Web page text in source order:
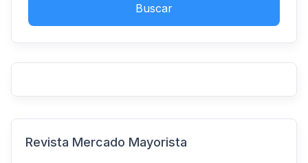
Buscar
Revista Mercado Mayorista